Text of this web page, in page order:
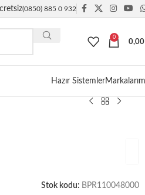
(0850) 885 0 932
0
Hazır Sistemler
Stok kodu: BPR110048000